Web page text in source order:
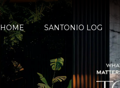
HOME SANTONIO LOG